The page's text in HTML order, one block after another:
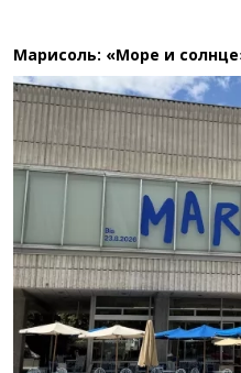
Марисоль: «Море и